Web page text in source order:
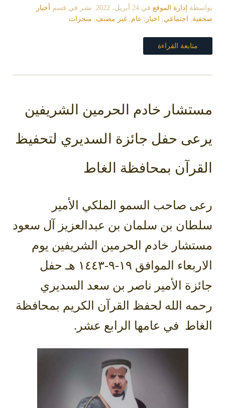
بواسطة إدارة الموقع في 24 أبريل، 2022 . نشر في قسم
أخبار
صحفية, اجتماعي, اخبار , عام, غير مصنف, منجزات
متابعة القراءة
مستشار خادم الحرمين الشريفين
يرعى حفل جائزة السديري لتحفيظ
القرآن بمحافظة الغاط
رعى صاحب السمو الملكي الأمير
سلطان بن سلمان بن عبدالعزيز آل سعود
مستشار خادم الحرمين الشريفين يوم
الاربعاء الموافق ١٩-٩-١٤٤٣ هـ حفل
جائزة الأمير ناصر بن سعد السديري
رحمه الله لحفظ القرآن الكريم بمحافظة
الغاط في عامها الرابع عشر.